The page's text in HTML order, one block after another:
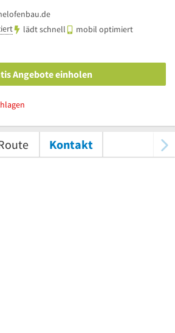
lädt schnell mobil optimiert
Angebote einholen
Kontakt